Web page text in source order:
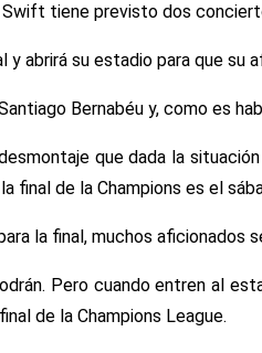
tiene previsto dos
y abrirá su estadio para que
Bernabéu y, como es
que dada la
final de la Champions es el
la final, muchos aficionados
Pero cuando entren al
de la Champions League.